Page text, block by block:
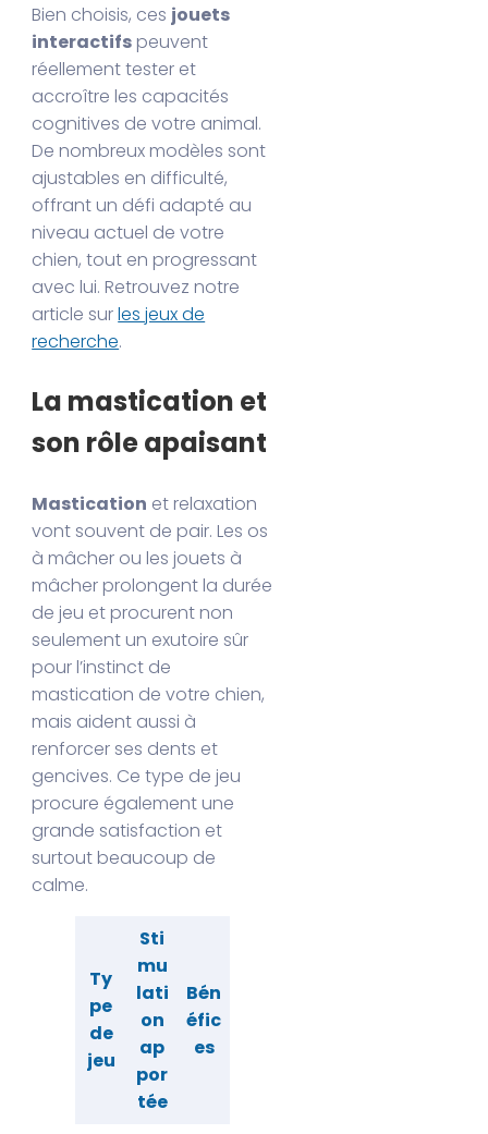
Bien choisis, ces jouets
interactifs peuvent
réellement tester et
accroître les capacités
cognitives de votre animal.
De nombreux modèles sont
ajustables en difficulté,
offrant un défi adapté au
niveau actuel de votre
chien, tout en progressant
avec lui. Retrouvez notre
article surles jeux de
recherche.
La mastication et
son rôle apaisant
Mastication et relaxation
vont souvent de pair. Les os
à mâcher ou les jouets à
mâcher prolongent la durée
de jeu et procurent non
seulement un exutoire sûr
pour l’instinct de
mastication de votre chien,
mais aident aussi à
renforcer ses dents et
gencives. Ce type de jeu
procure également une
grande satisfaction et
surtout beaucoup de
calme.
Ty
pe
de
jeu
Sti
mu
lati
on
ap
por
tée
Bén
éfic
es